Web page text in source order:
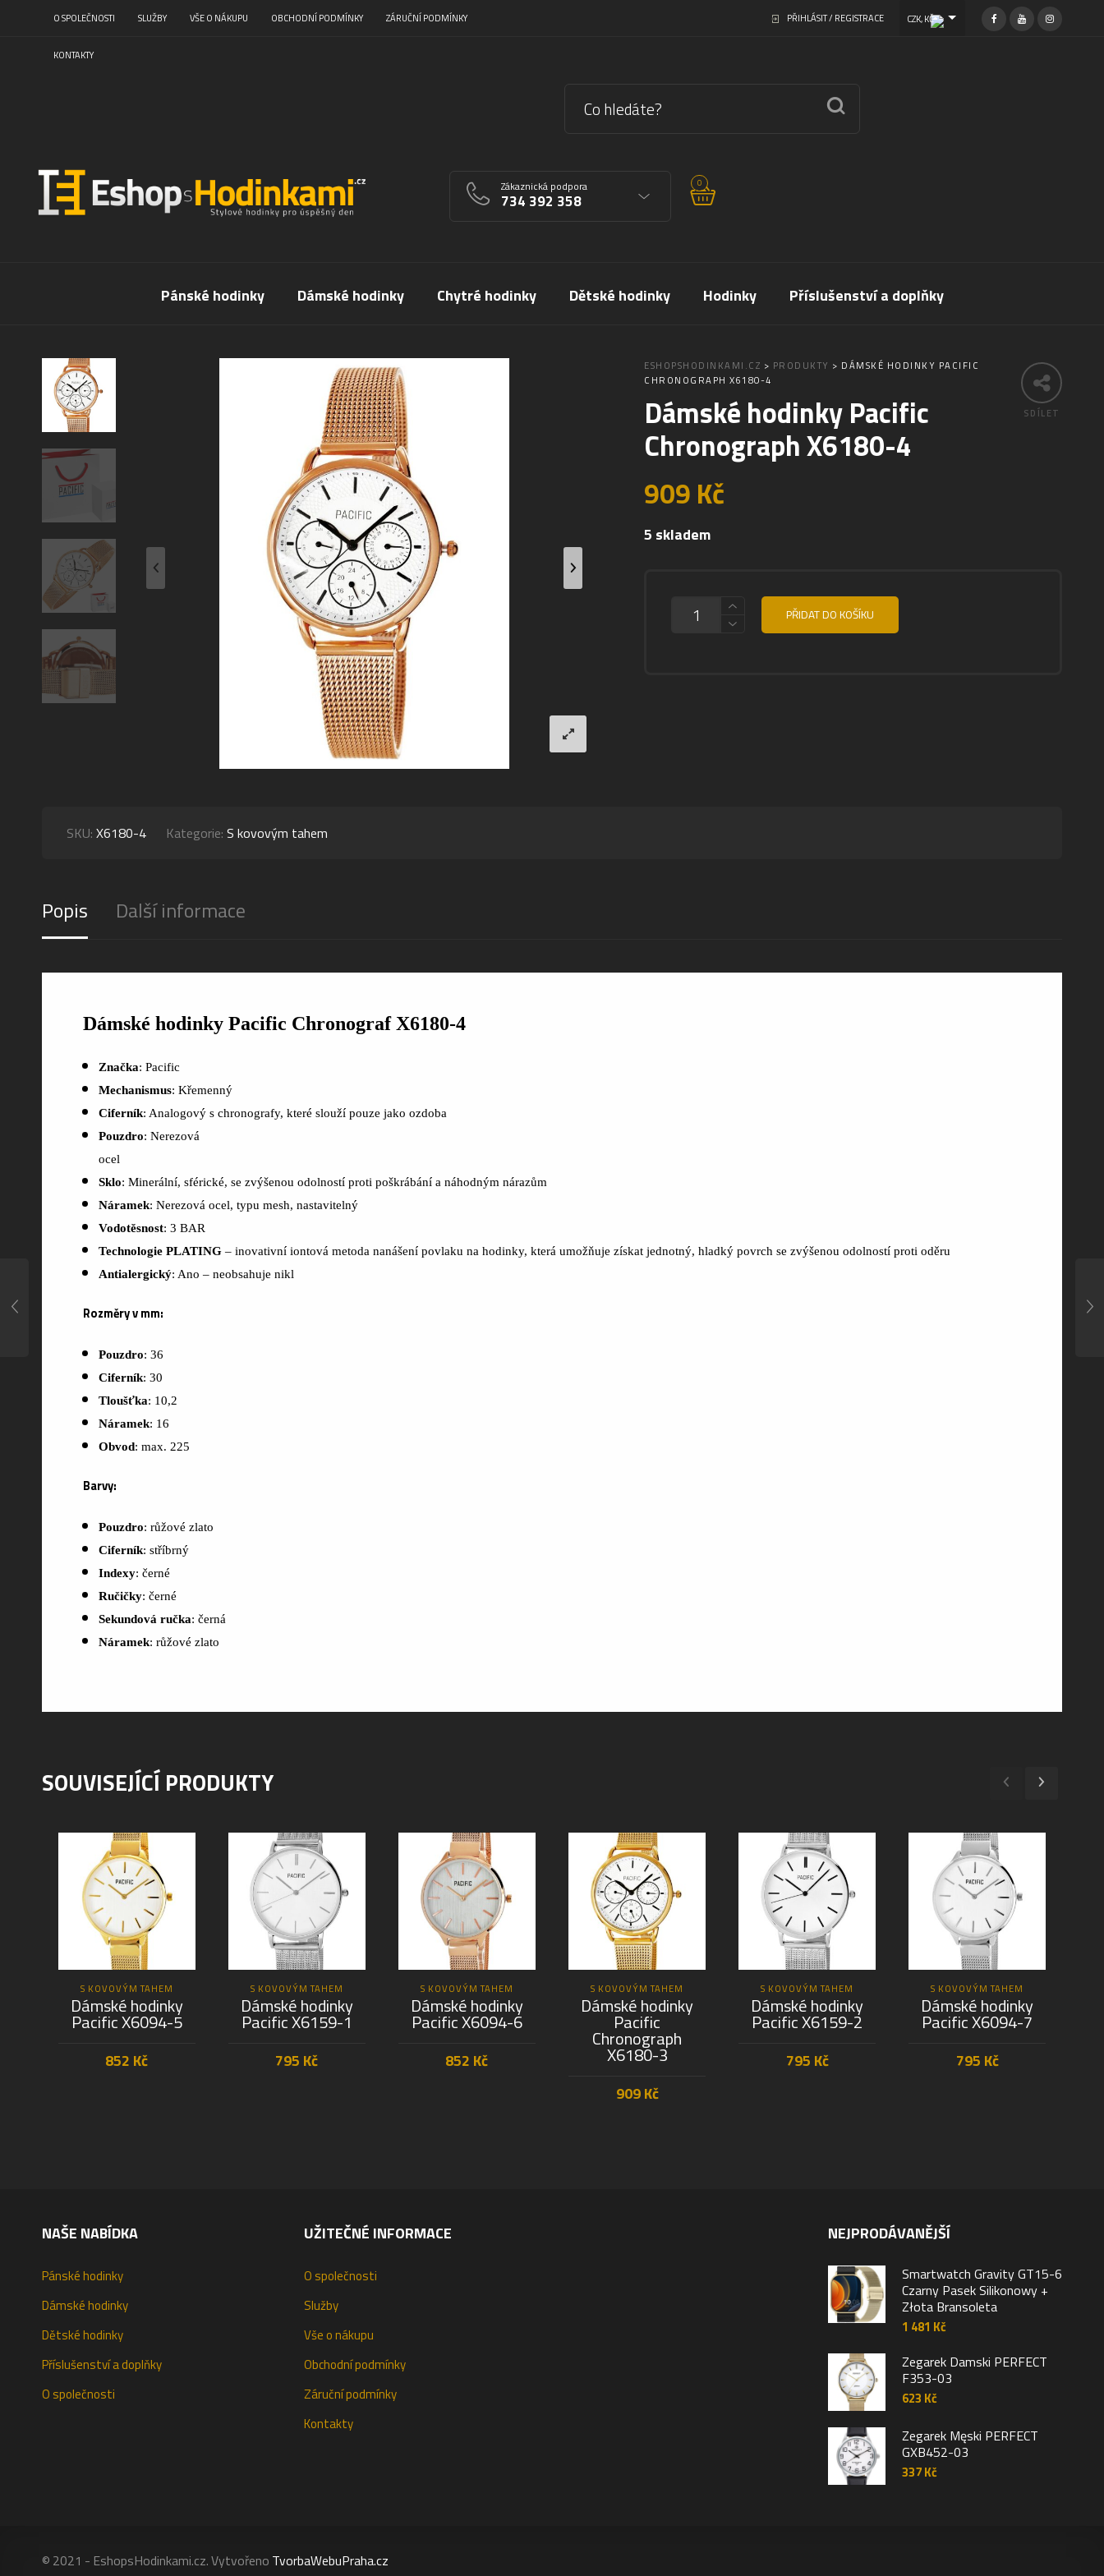
O SPOLEČNOSTI SLUŽBY VŠE O NÁKUPU OBCHODNÍ PODMÍNKY ZÁRUČNÍ PODMÍNKY
KONTAKTY
PŘIHLÁSIT / REGISTRACE CZK, KČ
Zákaznická podpora
734 392 358
0
Pánské hodinky Dámské hodinky Chytré hodinky Dětské hodinky Hodinky Příslušenství a doplňky
SDÍLET
ESHOPSHODINKAMI.CZ > PRODUKTY > DÁMSKÉ HODINKY PACIFIC
CHRONOGRAPH X6180-4
Dámské hodinky Pacific
Chronograph X6180-4
909Kč
5 skladem
PŘIDAT DO KOŠÍKU
SKU: X6180-4 Kategorie: S kovovým tahem
Popis Další informace
Dámské hodinky Pacific Chronograf X6180-4
Značka: Pacific
Mechanismus: Křemenný
Ciferník: Analogový s chronografy, které slouží pouze jako ozdoba
Pouzdro: Nerezová
ocel
Sklo: Minerální, sférické, se zvýšenou odolností proti poškrábání a náhodným nárazům
Náramek: Nerezová ocel, typu mesh, nastavitelný
Vodotěsnost: 3 BAR
Technologie PLATING – inovativní iontová metoda nanášení povlaku na hodinky, která umožňuje získat jednotný, hladký povrch se zvýšenou odolností proti oděru
Antialergický: Ano – neobsahuje nikl
Rozměry v mm:
Pouzdro: 36
Ciferník: 30
Tloušťka: 10,2
Náramek: 16
Obvod: max. 225
Barvy:
Pouzdro: růžové zlato
Ciferník: stříbrný
Indexy: černé
Ručičky: černé
Sekundová ručka: černá
Náramek: růžové zlato
SOUVISEJÍCÍ PRODUKTY
S KOVOVÝM TAHEM
Dámské hodinky
Pacific X6094-5
852 Kč
S KOVOVÝM TAHEM
Dámské hodinky
Pacific X6159-1
795 Kč
S KOVOVÝM TAHEM
Dámské hodinky
Pacific X6094-6
852 Kč
S KOVOVÝM TAHEM
Dámské hodinky
Pacific
Chronograph
X6180-3
909Kč
S KOVOVÝM TAHEM
Dámské hodinky
Pacific X6159-2
795 Kč
S KOVOVÝM TAHEM
Dámské hodinky
Pacific X6094-7
795 Kč
NAŠE NABÍDKA
Pánské hodinky
Dámské hodinky
Dětské hodinky
Příslušenství a doplňky
O společnosti
UŽITEČNÉ INFORMACE
O společnosti
Služby
Vše o nákupu
Obchodní podmínky
Záruční podmínky
Kontakty
NEJPRODÁVANĚJŠÍ
Smartwatch Gravity GT15-6
Czarny Pasek Silikonowy +
Złota Bransoleta
1 481 Kč
Zegarek Damski PERFECT
F353-03
623 Kč
Zegarek Męski PERFECT
GXB452-03
337Kč
© 2021 - EshopsHodinkami.cz. Vytvořeno TvorbaWebuPraha.cz